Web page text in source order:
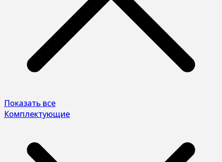
Показать все
Комплектующие